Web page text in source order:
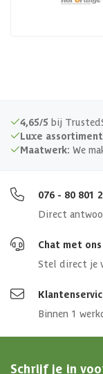
4,65/5 bij
Luxe assortiment
Maatwerk: We
076 - 80 801
Direct
Chat met ons
Stel direct je
Binnen 1
Schrijf je in